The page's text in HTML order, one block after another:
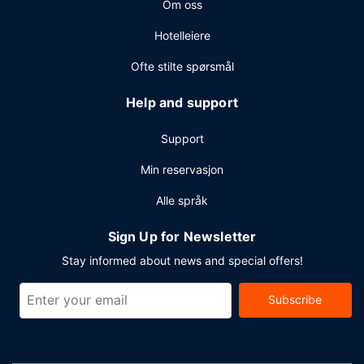
del Carmen? Som en av dette hotellet sine gjester tilbys du
blant annet konferanserom og møterom. Gjestene tilbys
ubetjent parkering (inkludert) på stedet.
Om oss
Hotelleiere
Ofte stilte spørsmål
Help and support
Support
Min reservasjon
Alle språk
Sign Up for Newsletter
Stay informed about news and special offers!
Subscribe